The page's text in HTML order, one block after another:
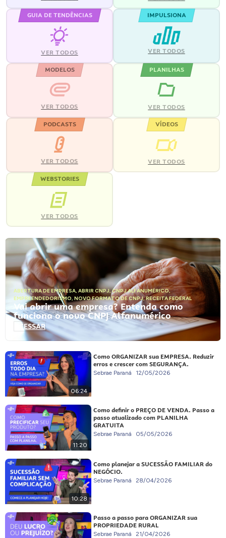
GUIA DE TENDÊNCIAS
VER TODOS
IMPULSIONA
VER TODOS
MODELOS
VER TODOS
PLANILHAS
VER TODOS
PODCASTS
VER TODOS
VÍDEOS
VER TODOS
WEBSTORIES
VER TODOS
ABERTURA DE EMPRESA, ABRIR CNPJ,CNPJ ALFANUMÉRICO,
EMPREENDEDORISMO, NOVO FORMATO DE CNPJ,RECEITA FEDERAL
Vai abrir uma empresa? Entenda como
funciona o novo CNPJ Alfanumérico
ACESSAR
06:24
Como ORGANIZAR sua EMPRESA. Reduzir
erros e crescer com SEGURANÇA.
Sebrae Paraná 12/05/2026
11:20
Como definir o PREÇO DE VENDA. Passo a
passo atualizado com PLANILHA
GRATUITA
Sebrae Paraná 05/05/2026
10:28
Como planejar a SUCESSÃO FAMILIAR do
NEGÓCIO.
Sebrae Paraná 28/04/2026
Passo a passo para ORGANIZAR sua
PROPRIEDADE RURAL
Sebrae Paraná 21/04/2026